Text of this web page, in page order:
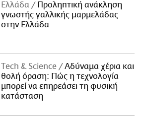
Ελλάδα
Προληπτική ανάκληση
γνωστής γαλλικής μαρμελάδας
στην Ελλάδα
Τech & Science
Αδύναμα χέρια και
θολή όραση: Πώς η τεχνολογία
μπορεί να επηρεάσει τη φυσική
κατάσταση